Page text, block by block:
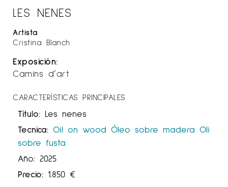
LES NENES
Artista
Cristina Blanch
Exposición:
Camins d’art
CARACTERÍSTICAS PRINCIPALES
Título: Les nenes
Tecnica: Oil on wood Óleo sobre madera Oli
sobre fusta
Año: 2025
Precio: 1.850 €